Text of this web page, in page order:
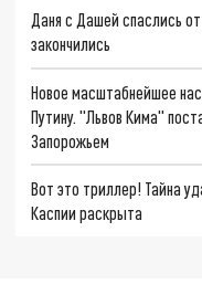
Даня с Дашей спаслись
закончились
Новое масштабнейшее
Путину. "Львов Кима"
Запорожьем
Вот это триллер! Тайна
Каспии раскрыта